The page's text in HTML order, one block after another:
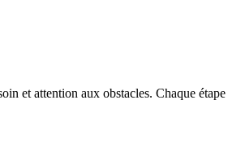
et attention aux obstacles. Chaque